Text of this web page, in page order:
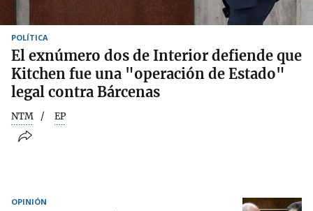
POLÍTICA
El exnúmero dos de Interior defiende que
Kitchen fue una "operación de Estado"
legal contra Bárcenas
NTM EP
OPINIÓN